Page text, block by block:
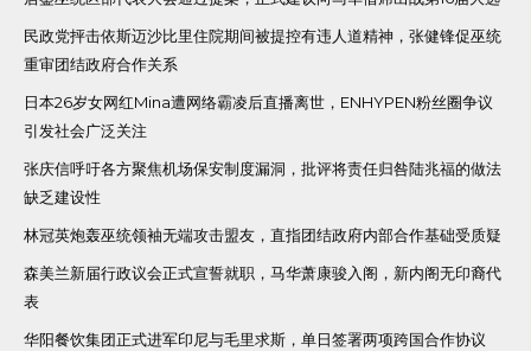
民政党抨击依斯迈沙比里住院期间被提控有违人道精神，张健锋促巫统
重审团结政府合作关系
日本26岁女网红Mina遭网络霸凌后直播离世，ENHYPEN粉丝圈争议
引发社会广泛关注
张庆信呼吁各方聚焦机场保安制度漏洞，批评将责任归咎陆兆福的做法
缺乏建设性
林冠英炮轰巫统领袖无端攻击盟友，直指团结政府内部合作基础受质疑
森美兰新届行政议会正式宣誓就职，马华萧康骏入阁，新内阁无印裔代
表
华阳餐饮集团正式进军印尼与毛里求斯，单日签署两项跨国合作协议